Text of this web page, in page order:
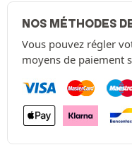
NOS MÉTHODES
Vous pouvez régler
moyens de paiement